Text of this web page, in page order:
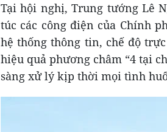
Tại hội nghị, Trung tướng Lê
túc các công điện của Chính
hệ thống thông tin, chế độ
hiệu quả phương châm “4 tại
sàng xử lý kịp thời mọi tình